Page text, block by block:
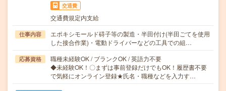
交通費
交通費規定内支給
仕事内容
エポキシモールド碍子等の製造・半田付け(半田ごてを使用
した接合作業)・電動ドライバーなどの工具での組…
応募資格
職種未経験OK / ブランクOK / 英語力不要
◆未経験OK！〇まずは事前登録だけでもOK！履歴書不要
で気軽にオンライン登録★氏名・職種などを入力す…